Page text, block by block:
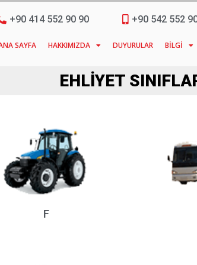
+90 414 552 90 90 +90 542 552
SAYFA HAKKIMIZDA DUYURULAR BILGI
EHLIYET
F